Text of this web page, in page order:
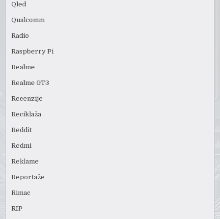
Qled
Qualcomm
Radio
Raspberry Pi
Realme
Realme GT3
Recenzije
Reciklaža
Reddit
Redmi
Reklame
Reportaže
Rimac
RIP